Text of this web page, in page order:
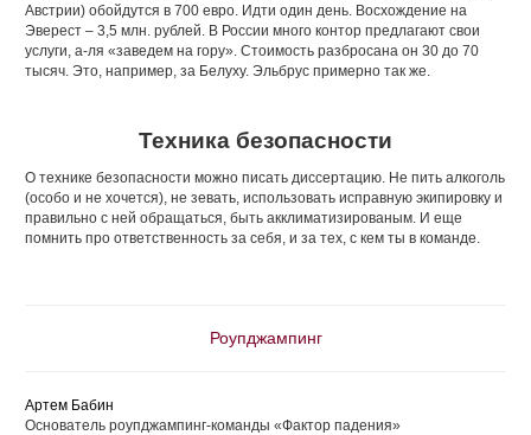
Австрии) обойдутся в 700 евро. Идти один день. Восхождение на
Эверест – 3,5 млн. рублей. В России много контор предлагают свои
услуги, а-ля «заведем на гору». Стоимость разбросана он 30 до 70
тысяч. Это, например, за Белуху. Эльбрус примерно так же.
Техника безопасности
О технике безопасности можно писать диссертацию. Не пить алкоголь
(особо и не хочется), не зевать, использовать исправную экипировку и
правильно с ней обращаться, быть акклиматизированым. И еще
помнить про ответственность за себя, и за тех, с кем ты в команде.
Роупджампинг
Артем Бабин
Основатель роупджампинг-команды «Фактор падения»